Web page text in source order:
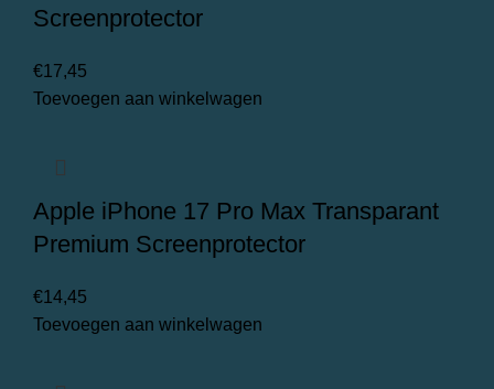
Screenprotector
€17,45
Toevoegen aan winkelwagen
Apple iPhone 17 Pro Max Transparant
Premium Screenprotector
€14,45
Toevoegen aan winkelwagen